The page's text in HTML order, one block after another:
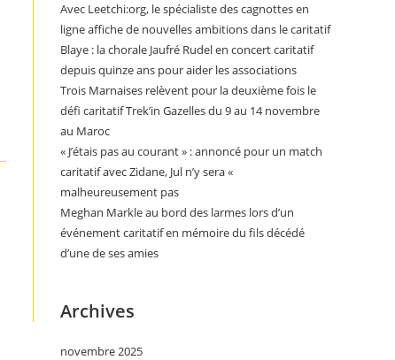
Avec Leetchi:org, le spécialiste des cagnottes en
ligne affiche de nouvelles ambitions dans le caritatif
Blaye : la chorale Jaufré Rudel en concert caritatif
depuis quinze ans pour aider les associations
Trois Marnaises relèvent pour la deuxième fois le
défi caritatif Trek’in Gazelles du 9 au 14 novembre
au Maroc
« J’étais pas au courant » : annoncé pour un match
caritatif avec Zidane, Jul n’y sera «
malheureusement pas
Meghan Markle au bord des larmes lors d’un
événement caritatif en mémoire du fils décédé
d’une de ses amies
Archives
novembre 2025